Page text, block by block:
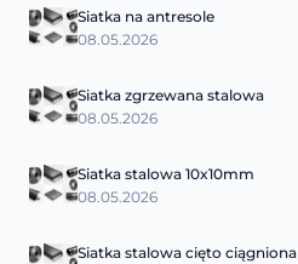
Siatka na antresole
08.05.2026
Siatka zgrzewana stalowa
08.05.2026
Siatka stalowa 10x10mm
08.05.2026
Siatka stalowa cięto ciągniona